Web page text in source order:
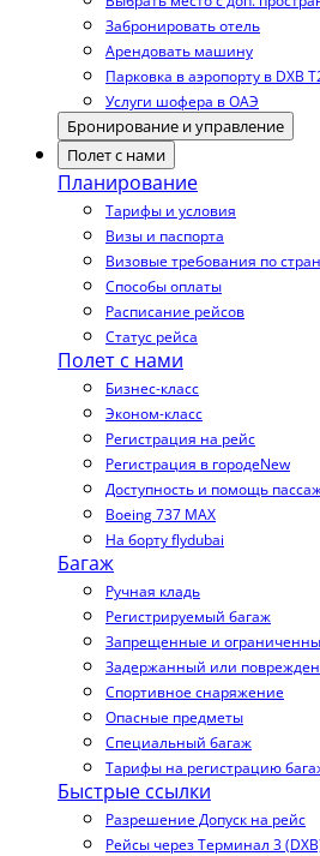
Забронировать отель
Арендовать машину
Парковка в аэропорту в DXB
Услуги шофера в ОАЭ
Бронирование и управление
Полет с нами
Планирование
Тарифы и условия
Визы и паспорта
Визовые требования по
Способы оплаты
Расписание рейсов
Статус рейса
Полет с нами
Бизнес-класс
Эконом-класс
Регистрация на рейс
Регистрация в городеNew
Доступность и помощь
Boeing 737 MAX
На борту flydubai
Багаж
Ручная кладь
Регистрируемый багаж
Запрещенные и
Задержанный или
Спортивное снаряжение
Опасные предметы
Специальный багаж
Тарифы на регистрацию
Быстрые ссылки
Разрешение Допуск на рейс
Рейсы через Терминал 3